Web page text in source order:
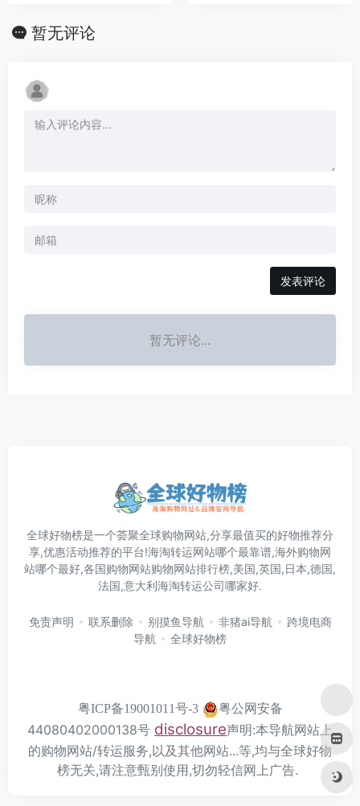
暂无评论
发表评论
暂无评论...
全球好物榜是一个荟聚全球购物网站,分享最值买的好物推荐分
享,优惠活动推荐的平台!海淘转运网站哪个最靠谱,海外购物网
站哪个最好,各国购物网站购物网站排行榜,美国,英国,日本,德国,
法国,意大利海淘转运公司哪家好.
免责声明 联系删除 别摸鱼导航 非猪ai导航
跨境电商
导航
全球好物榜
粤ICP备19001011号-3
粤公网安备
44080402000138号 disclosure声明:本导航网站上
的购物网站/转运服务,以及其他网站...等,均与全球好物
榜无关,请注意甄别使用,切勿轻信网上广告.